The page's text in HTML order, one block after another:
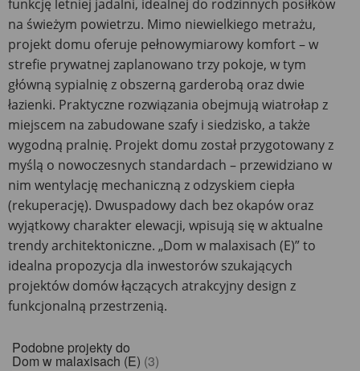
funkcję letniej jadalni, idealnej do rodzinnych posiłków
na świeżym powietrzu. Mimo niewielkiego metrażu,
projekt domu oferuje pełnowymiarowy komfort – w
strefie prywatnej zaplanowano trzy pokoje, w tym
główną sypialnię z obszerną garderobą oraz dwie
łazienki. Praktyczne rozwiązania obejmują wiatrołap z
miejscem na zabudowane szafy i siedzisko, a także
wygodną pralnię. Projekt domu został przygotowany z
myślą o nowoczesnych standardach – przewidziano w
nim wentylację mechaniczną z odzyskiem ciepła
(rekuperację). Dwuspadowy dach bez okapów oraz
wyjątkowy charakter elewacji, wpisują się w aktualne
trendy architektoniczne. „Dom w malaxisach (E)” to
idealna propozycja dla inwestorów szukających
projektów domów łączących atrakcyjny design z
funkcjonalną przestrzenią.
Podobne projekty do
Dom w malaxisach (E) (3)